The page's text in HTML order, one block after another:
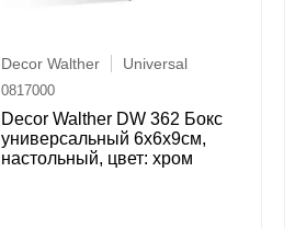
Decor Walther Universal
0817000
Decor Walther DW 362 Бокс
универсальный 6x6x9см,
настольный, цвет: хром